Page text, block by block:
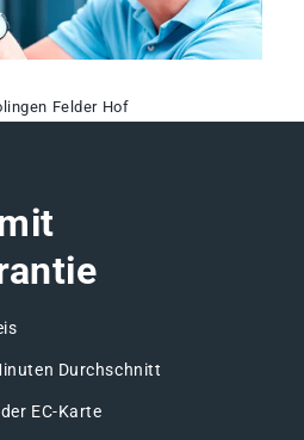
Felder Hof
Durchschnitt
EC-Karte